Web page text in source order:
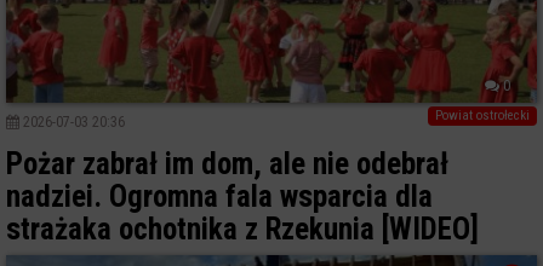
0
Powiat ostrołecki
2026-07-03 20:36
Pożar zabrał im dom, ale nie odebrał
nadziei. Ogromna fala wsparcia dla
strażaka ochotnika z Rzekunia [WIDEO]